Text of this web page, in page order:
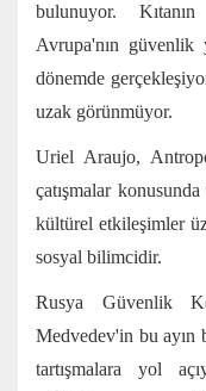
bulunuyor.
Avrupa'nın
dönemde
uzak görünmüyor.
Uriel Araujo,
çatışmalar
kültürel etkileşimler
sosyal bilimcidir.
Rusya Güvenlik
Medvedev'in bu ayın
tartışmalara yol